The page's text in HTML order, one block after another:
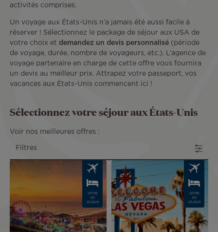
activités comprises.
Un voyage aux États-Unis n’a jamais été aussi facile à
réserver ! Sélectionnez le package de séjour aux USA de
votre choix et demandez un devis personnalisé (période
de voyage, durée, nombre de voyageurs, etc.). L’agence de
voyage partenaire en charge de cette offre vous fournira
un devis au meilleur prix. Attrapez votre passeport, vos
vacances aux États-Unis commencent ici !
Sélectionnez votre séjour aux États-Unis
Voir nos meilleures offres :
Filtres
OFFRE
DE
SÉJOUR
Image
OFFRE
DE
SÉJOUR